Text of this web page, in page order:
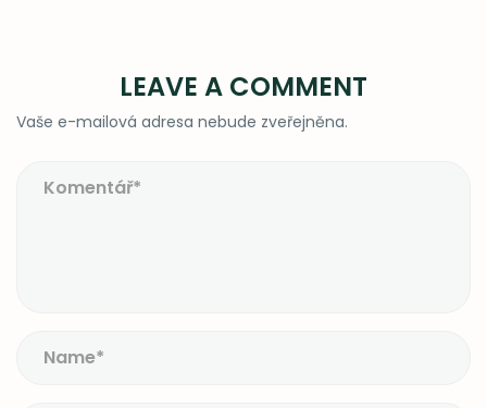
LEAVE A COMMENT
Vaše e-mailová adresa nebude zveřejněna.